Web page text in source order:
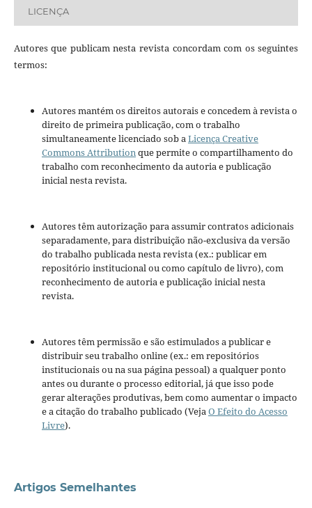
LICENÇA
Autores que publicam nesta revista concordam com os seguintes
termos:
Autores mantém os direitos autorais e concedem à revista o
direito de primeira publicação, com o trabalho
simultaneamente licenciado sob aLicença Creative
Commons Attributionque permite o compartilhamento do
trabalho com reconhecimento da autoria e publicação
inicial nesta revista.
Autores têm autorização para assumir contratos adicionais
separadamente, para distribuição não-exclusiva da versão
do trabalho publicada nesta revista (ex.: publicar em
repositório institucional ou como capítulo de livro), com
reconhecimento de autoria e publicação inicial nesta
revista.
Autores têm permissão e são estimulados a publicar e
distribuir seu trabalho online (ex.: em repositórios
institucionais ou na sua página pessoal) a qualquer ponto
antes ou durante o processo editorial, já que isso pode
gerar alterações produtivas, bem como aumentar o impacto
e a citação do trabalho publicado (VejaO Efeito do Acesso
Livre).
Artigos Semelhantes